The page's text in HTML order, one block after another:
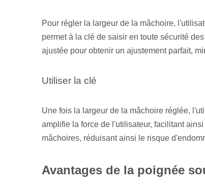
Pour régler la largeur de la mâchoire,
permet à la clé de saisir en toute sécurité
ajustée pour obtenir un ajustement parfait,
Utiliser la clé
Une fois la largeur de la mâchoire réglée,
amplifie la force de l'utilisateur, facilitant
mâchoires, réduisant ainsi le risque
Avantages de la poignée